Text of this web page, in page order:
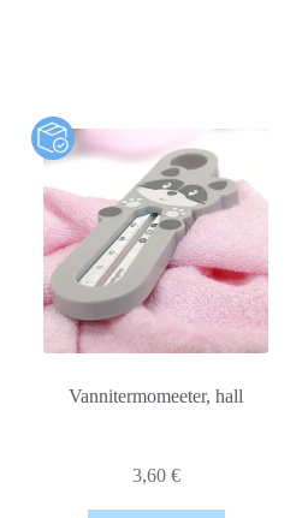
Vannitermomeeter, hall
3,60 €